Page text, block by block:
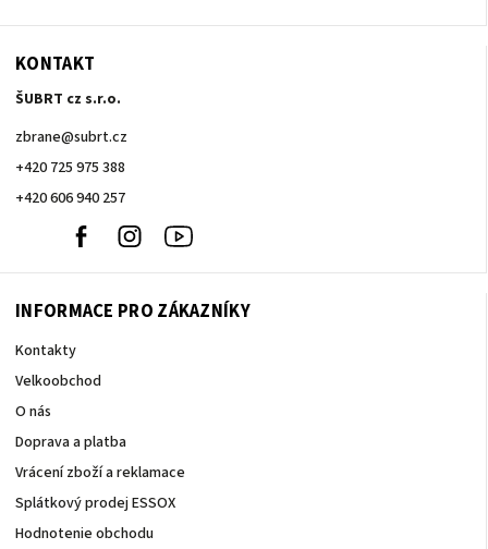
KONTAKT
ŠUBRT cz s.r.o.
zbrane@subrt.cz
+420 725 975 388
+420 606 940 257
+420
940
Facebook Instagram
INFORMACE PRO ZÁKAZNÍKY
Kontakty
Velkoobchod
O nás
Doprava a platba
Vrácení zboží a reklamace
Splátkový prodej ESSOX
Hodnotenie obchodu